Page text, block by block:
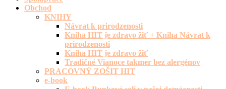
Obchod
KNIHY
Návrat k prirodzenosti
Kniha HIT je zdravo žiť + Kniha Návrat k
prirodzenosti
Kniha HIT je zdravo žiť
Tradičné Vianoce takmer bez alergénov
PRACOVNÝ ZOŠIT HIT
e-book